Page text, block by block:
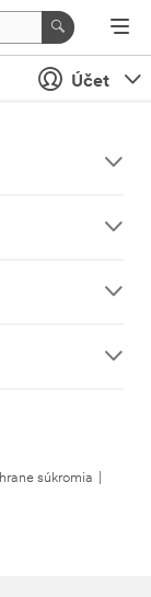
Účet
súkromia